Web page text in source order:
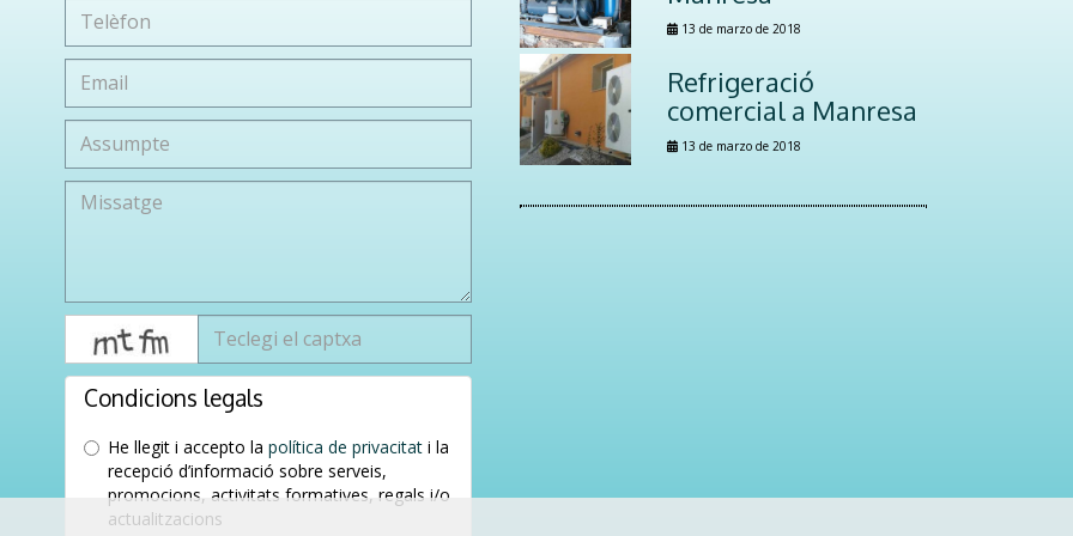
Condicions legals
He llegit i accepto la política de privacitat
recepció d’informació sobre serveis,
promocions, activitats formatives, regals i/o
actualitzacions
13 de marzo de 2018
Refrigeració
comercial a Manresa
13 de marzo de 2018